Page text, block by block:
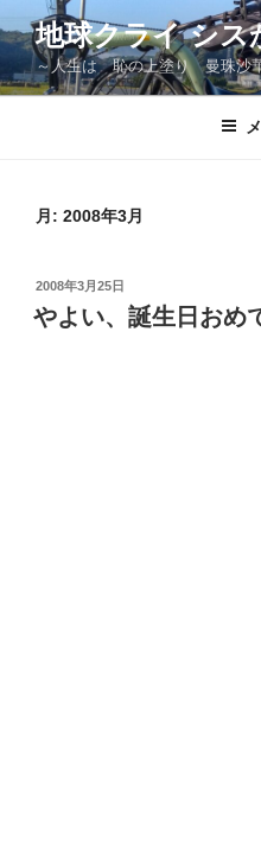
ン
テ
ン
地球クライ シス
～人生は 恥の上塗り 曼珠沙
月: 2008年3月
投
稿
日:
2008年3月25日
やよい、誕生日おめ